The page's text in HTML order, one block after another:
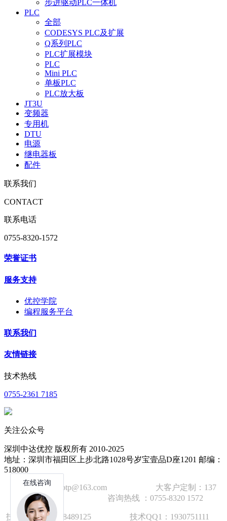
步进驱动PLC一体机
PLC
全部
CODESYS PLC及扩展
Q系列PLC
PLC扩展模块
PLC
Mini PLC
单板PLC
PLC放大板
JT3U
变频器
专用机
DTU
电源
继电器板
配件
联系我们
CONTACT
联系电话
0755-8320-1572
荣誉证书
服务支持
优控学院
编程服务平台
联系我们
友情链接
技术热线
0755-2361 7185
关注公众号
深圳中达优控 版权所有 2010-2025
地址：深圳市福田区上步北路1028号岁宝壹品D座1201 邮编：
518000
技术邮箱：wzbtp@163.com 大客户定制：137
1392 2586 咨询热线 ：0755-8320 1572
技术手机：18928489125 技术QQ1：1930751111